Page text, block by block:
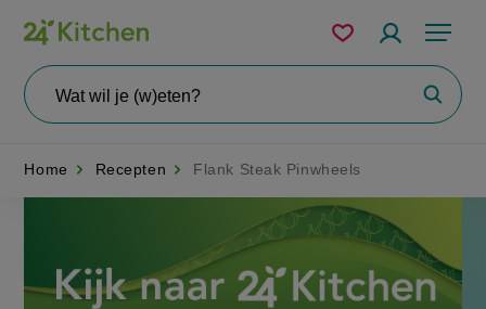
Overslaan
en
naar
de
Menu
wil
Mijn
bewaarde
Home Recepten Flank Steak Pinwheels